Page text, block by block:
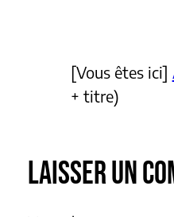
[Vous êtes ici]
+ titre)
LAISSER UN